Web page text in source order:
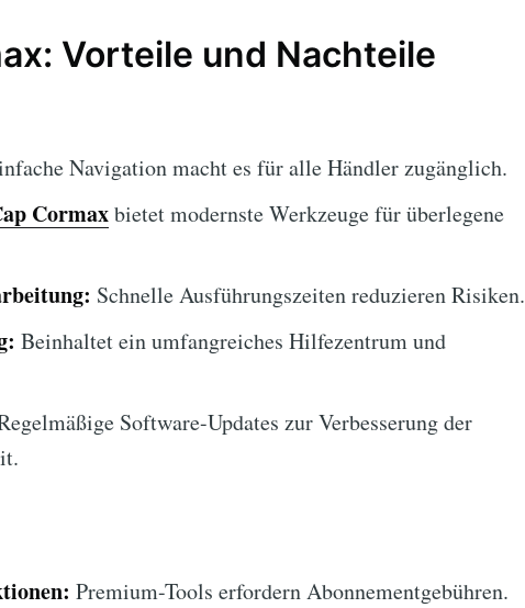
Vorteile und Nachteile
Navigation macht es für alle Händler zugänglich.
Cormaxbietet modernste Werkzeuge für überlegene
Schnelle Ausführungszeiten reduzieren Risiken.
Beinhaltet ein umfangreiches Hilfezentrum und
Software-Updates zur Verbesserung der
Premium-Tools erfordern Abonnementgebühren.